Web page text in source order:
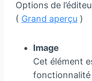
Options de
( Grand aperçu )
Image
Cet élément
fonctionnalité